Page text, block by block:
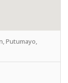
Putumayo,